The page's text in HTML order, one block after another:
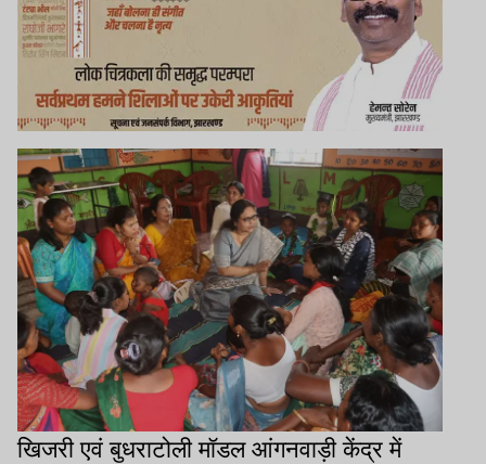
खिजरी एवं बुधराटोली मॉडल आंगनवाड़ी केंद्र में